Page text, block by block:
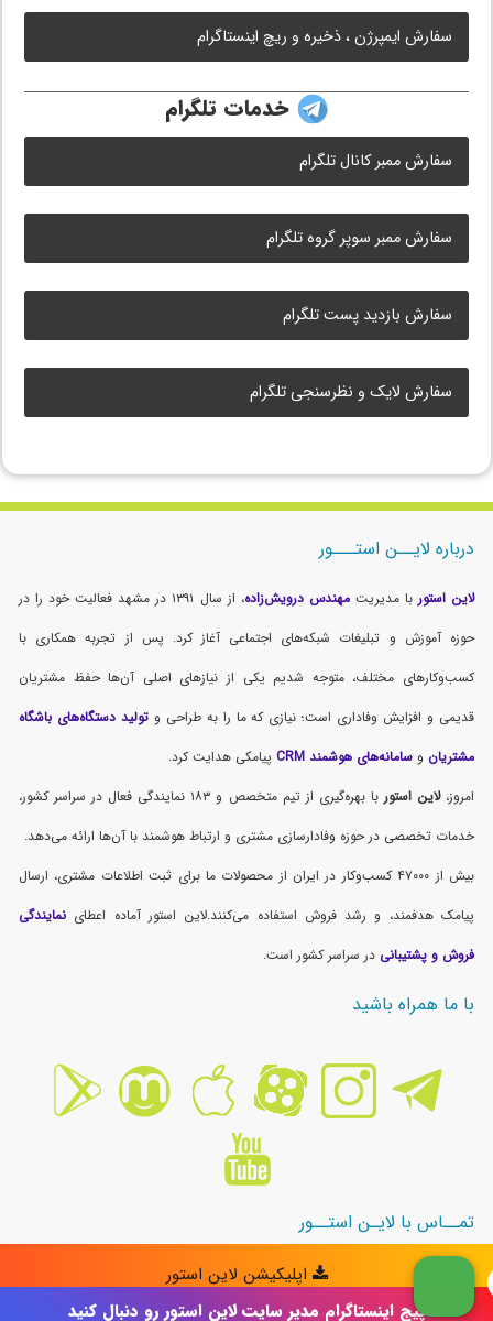
سفارش ایمپرژن ، ذخیره و ریچ اینستاگرام
خدمات تلگرام
سفارش ممبر کانال تلگرام
سفارش ممبر سوپر گروه تلگرام
سفارش بازدید پست تلگرام
سفارش لایک و نظرسنجی تلگرام
پیج اینستاگرام مدیر سایت لاین استور رو دنبال کنید